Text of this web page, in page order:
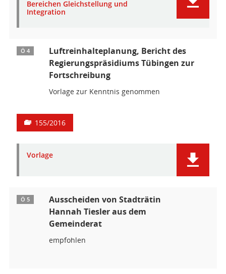
Bereichen Gleichstellung und
Integration
Ö 4
Luftreinhalteplanung, Bericht des
Regierungspräsidiums Tübingen zur
Fortschreibung
Vorlage zur Kenntnis genommen
155/2016
Vorlage
Ö 5
Ausscheiden von Stadträtin
Hannah Tiesler aus dem
Gemeinderat
empfohlen